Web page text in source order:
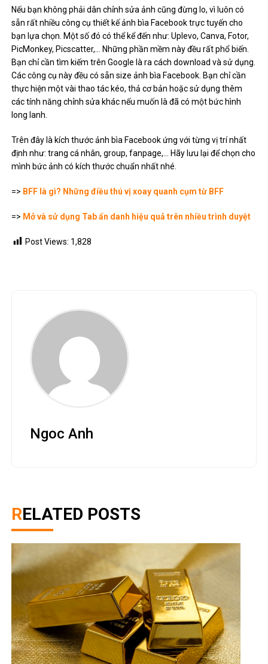
Nếu bạn không phải dân chỉnh sửa ảnh cũng đừng lo, vì luôn có
sẵn rất nhiều công cụ thiết kế ảnh bìa Facebook trực tuyến cho
bạn lựa chọn. Một số đó có thể kể đến như: Uplevo, Canva, Fotor,
PicMonkey, Picscatter,… Những phần mềm này đều rất phổ biến.
Bạn chỉ cần tìm kiếm trên Google là ra cách download và sử dụng.
Các công cụ này đều có sẵn size ảnh bìa Facebook. Bạn chỉ cần
thực hiện một vài thao tác kéo, thả cơ bản hoặc sử dụng thêm
các tính năng chỉnh sửa khác nếu muốn là đã có một bức hình
long lanh.
Trên đây là kích thước ảnh bìa Facebook ứng với từng vị trí nhất
định như: trang cá nhân, group, fanpage,… Hãy lưu lại để chọn cho
mình bức ảnh có kích thước chuẩn nhất nhé.
=> BFF là gì? Những điều thú vị xoay quanh cụm từ BFF
=> Mở và sử dụng Tab ẩn danh hiệu quả trên nhiều trình duyệt
Post Views: 1,828
Ngoc Anh
RELATED POSTS